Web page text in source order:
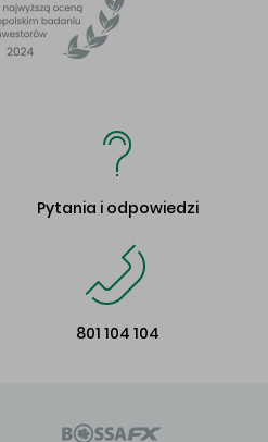
Pytania i odpowiedzi
801 104 104